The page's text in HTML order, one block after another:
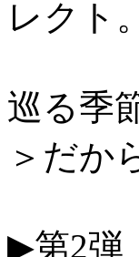
レクト。
巡る季
＞だか
▶第2弾